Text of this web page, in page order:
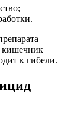
кишечник
к гибели.